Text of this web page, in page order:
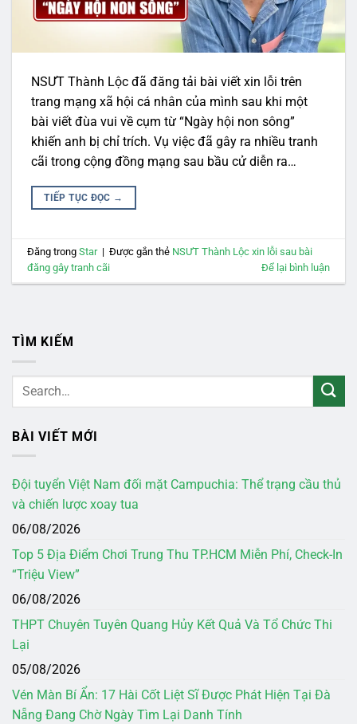
NSƯT Thành Lộc đã đăng tải bài viết xin lỗi trên
trang mạng xã hội cá nhân của mình sau khi một
bài viết đùa vui về cụm từ “Ngày hội non sông”
khiến anh bị chỉ trích. Vụ việc đã gây ra nhiều tranh
cãi trong cộng đồng mạng sau bầu cử diễn ra…
TIẾP TỤC ĐỌC →
Đăng trongStar | Được gắn thẻ NSƯT Thành Lộc xin lỗi sau bài
đăng gây tranh cãi
Để lại bình luận
TÌM KIẾM
BÀI VIẾT MỚI
Đội tuyển Việt Nam đối mặt Campuchia: Thể trạng cầu thủ
và chiến lược xoay tua
06/08/2026
Top 5 Địa Điểm Chơi Trung Thu TP.HCM Miễn Phí, Check-In
“Triệu View”
06/08/2026
THPT Chuyên Tuyên Quang Hủy Kết Quả Và Tổ Chức Thi
Lại
05/08/2026
Vén Màn Bí Ẩn: 17 Hài Cốt Liệt Sĩ Được Phát Hiện Tại Đà
Nẵng Đang Chờ Ngày Tìm Lại Danh Tính